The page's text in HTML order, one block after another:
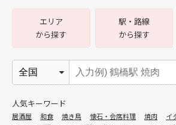
エリア
から探す
駅・路線
から探す
人気キーワード
居酒屋 和食 焼き鳥 懐石・会席料理 焼肉
イ